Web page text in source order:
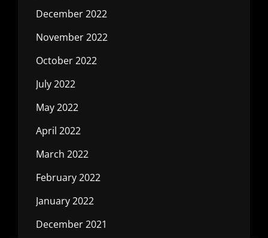
December 2022
November 2022
October 2022
July 2022
May 2022
April 2022
March 2022
February 2022
January 2022
December 2021